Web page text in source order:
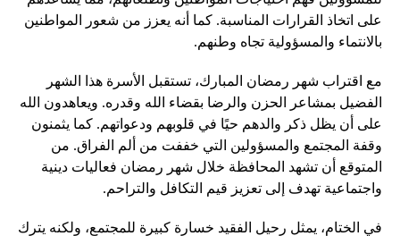
على اتخاذ القرارات المناسبة. كما أنه يعزز من شعور المواطنين
بالانتماء والمسؤولية تجاه وطنهم.
مع اقتراب شهر رمضان المبارك، تستقبل الأسرة هذا الشهر
الفضيل بمشاعر الحزن والرضا بقضاء الله وقدره. ويعاهدون الله
على أن يظل ذكر والدهم حيًا في قلوبهم ودعواتهم. كما يثمنون
وقفة المجتمع والمسؤولين التي خففت من ألم الفراق. من
المتوقع أن تشهد المحافظة خلال شهر رمضان فعاليات دينية
واجتماعية تهدف إلى تعزيز قيم التكافل والتراحم.
في الختام، يمثل رحيل الفقيد خسارة كبيرة للمجتمع، ولكنه يترك